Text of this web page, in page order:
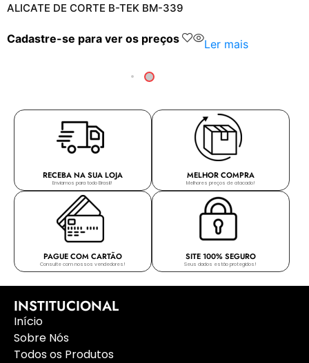
ALICATE DE CORTE B-TEK BM-339
Cadastre-se para ver os preços Ler mais
RECEBA NA SUA LOJA
Enviamos para todo Brasil!
MELHOR COMPRA
Melhores preços de atacado!
PAGUE COM CARTÃO
Consulte com nossos vendedores!
SITE 100% SEGURO
Seus dados estão protegidos!
INSTITUCIONAL
Início
Sobre Nós
Todos os Produtos